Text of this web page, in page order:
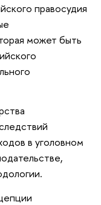
правосудия
может быть
в уголовном